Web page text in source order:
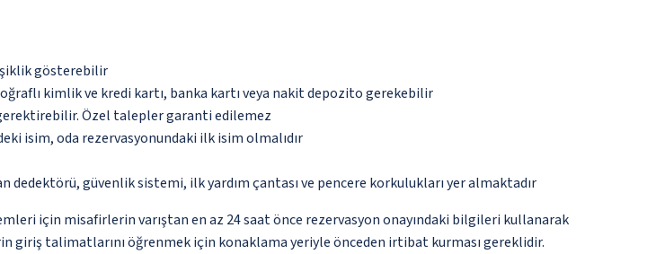
gösterebilir
kimlik ve kredi kartı, banka kartı veya nakit depozito gerekebilir
Özel talepler garanti edilemez
isim, oda rezervasyonundaki ilk isim olmalıdır
güvenlik sistemi, ilk yardım çantası ve pencere korkulukları yer almaktadır
için misafirlerin varıştan en az 24 saat önce rezervasyon onayındaki bilgileri kullanarak
giriş talimatlarını öğrenmek için konaklama yeriyle önceden irtibat kurması gereklidir.